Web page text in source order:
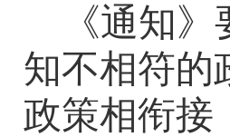
《通知
知不相符的
政策相衔接